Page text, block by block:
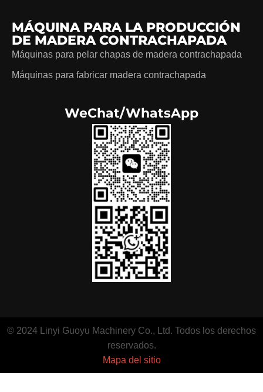
MÁQUINA PARA LA PRODUCCIÓN
DE MADERA CONTRACHAPADA
Máquinas para pelar chapas de madera contrachapada
Máquinas para fabricar madera contrachapada
WeChat/WhatsApp
© 2024 Linyi Guoyu Machinery Co., Ltd. Todos los derechos
reservados.
Mapa del sitio